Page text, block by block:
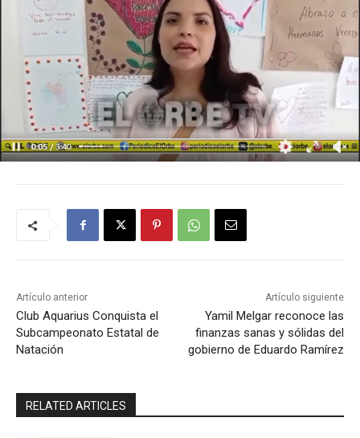
Artículo anterior
Club Aquarius Conquista el
Subcampeonato Estatal de
Natación
Artículo siguiente
Yamil Melgar reconoce las
finanzas sanas y sólidas del
gobierno de Eduardo Ramírez
RELATED ARTICLES